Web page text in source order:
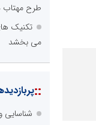
طرح مهتاب
تکنیک
می بخشد
::
شناسایی و جمع‌آوری 699